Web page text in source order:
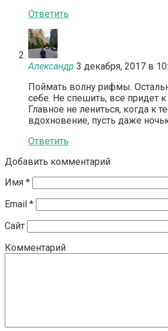
Ответить
Александр 3 декабря, 2017 в
Поймать волну рифмы.
себе. Не спешить, все придет
Главное не лениться, когда к
вдохновение, пусть даже
Ответить
Добавить комментарий
Имя *
Email *
Сайт
Комментарий